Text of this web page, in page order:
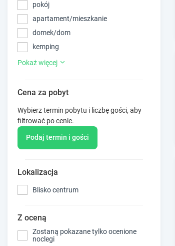
pokój
apartament/mieszkanie
domek/dom
kemping
Pokaż więcej
Cena za pobyt
Wybierz termin pobytu i liczbę gości, aby
filtrować po cenie.
Podaj termin i gości
Lokalizacja
Blisko centrum
Z oceną
Zostaną pokazane tylko ocenione
noclegi